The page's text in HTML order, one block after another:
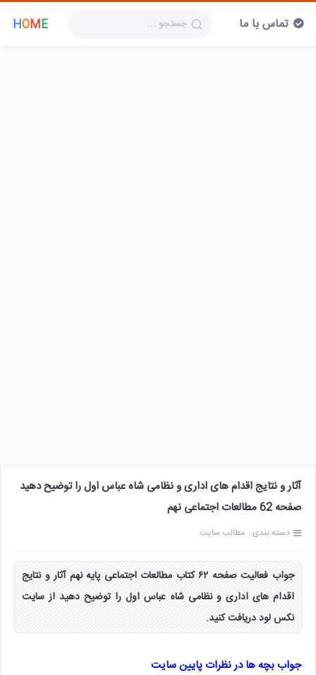
HOME تماس با ما
آثار و نتایج اقدام های اداری و نظامی شاه عباس اول را توضیح دهید
صفحه 62 مطالعات اجتماعی نهم
دسته بندی : مطالب سایت
جواب فعالیت صفحه ۶۲ کتاب مطالعات اجتماعی پایه نهم آثار و نتایج
اقدام های اداری و نظامی شاه عباس اول را توضیح دهید از سایت
نکس لود دریافت کنید.
جواب بچه ها در نظرات پایین سایت